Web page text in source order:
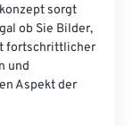
sorgt
ob Sie Bilder,
fortschrittlicher
und
Aspekt der